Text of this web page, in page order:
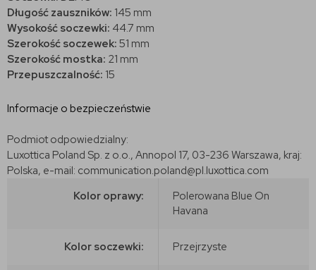
Długość zauszników: 145 mm
Wysokość soczewki: 44.7 mm
Szerokość soczewek: 51 mm
Szerokość mostka: 21 mm
Przepuszczalność: 15
Informacje o bezpieczeństwie
Podmiot odpowiedzialny:
Luxottica Poland Sp. z o.o., Annopol 17, 03-236 Warszawa, kraj:
Polska, e-mail: communication.poland@pl.luxottica.com
Kolor oprawy:
Polerowana Blue On
Havana
Kolor soczewki: Przejrzyste